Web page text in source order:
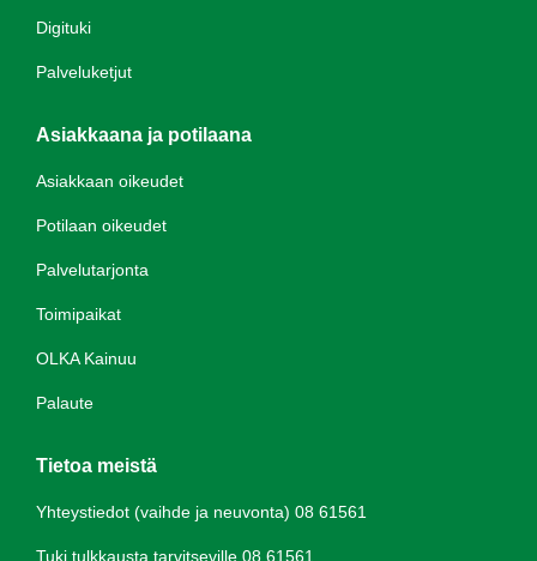
Digituki
Palveluketjut
Asiakkaana ja potilaana
Asiakkaan oikeudet
Potilaan oikeudet
Palvelutarjonta
Toimipaikat
OLKA Kainuu
Palaute
Tietoa meistä
Yhteystiedot (vaihde ja neuvonta) 08 61561
Tuki tulkkausta tarvitseville 08 61561